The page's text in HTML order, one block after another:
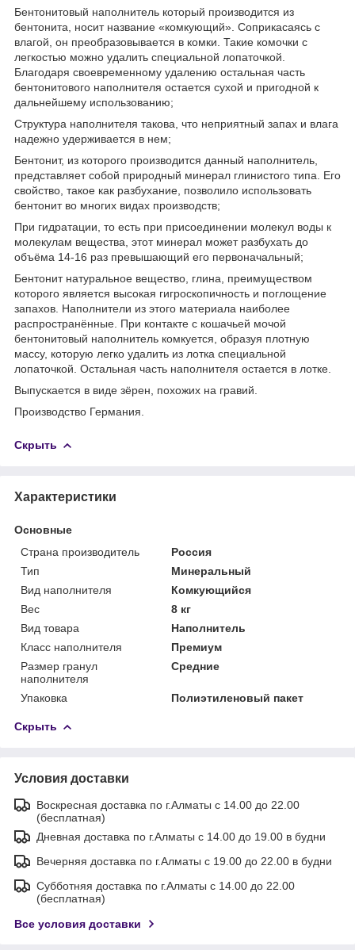
Бентонитовый наполнитель который производится из
бентонита, носит название «комкующий». Соприкасаясь с
влагой, он преобразовывается в комки. Такие комочки с
легкостью можно удалить специальной лопаточкой.
Благодаря своевременному удалению остальная часть
бентонитового наполнителя остается сухой и пригодной к
дальнейшему использованию;
Структура наполнителя такова, что неприятный запах и влага
надежно удерживается в нем;
Бентонит, из которого производится данный наполнитель,
представляет собой природный минерал глинистого типа. Его
свойство, такое как разбухание, позволило использовать
бентонит во многих видах производств;
При гидратации, то есть при присоединении молекул воды к
молекулам вещества, этот минерал может разбухать до
объёма 14-16 раз превышающий его первоначальный;
Бентонит натуральное вещество, глина, преимуществом
которого является высокая гигроскопичность и поглощение
запахов. Наполнители из этого материала наиболее
распространённые. При контакте с кошачьей мочой
бентонитовый наполнитель комкуется, образуя плотную
массу, которую легко удалить из лотка специальной
лопаточкой. Остальная часть наполнителя остается в лотке.
Выпускается в виде зёрен, похожих на гравий.
Производство Германия.
Скрыть
Характеристики
Основные
Страна производитель
Россия
Тип
Минеральный
Вид наполнителя
Комкующийся
Вес
8 кг
Вид товара
Наполнитель
Класс наполнителя
Премиум
Размер гранул
наполнителя
Средние
Упаковка Полиэтиленовый пакет
Скрыть
Условия доставки
Воскресная доставка по г.Алматы с 14.00 до 22.00
(бесплатная)
Дневная доставка по г.Алматы с 14.00 до 19.00 в будни
Вечерняя доставка по г.Алматы с 19.00 до 22.00 в будни
Субботняя доставка по г.Алматы с 14.00 до 22.00
(бесплатная)
Все условия доставки